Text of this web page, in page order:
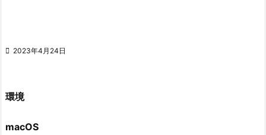
 2023年4月24日
環境
macOS